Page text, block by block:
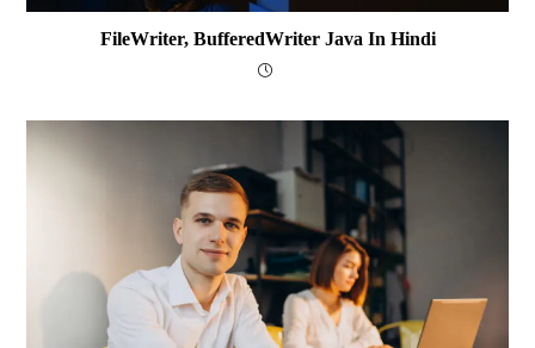
FileWriter, BufferedWriter Java In Hindi